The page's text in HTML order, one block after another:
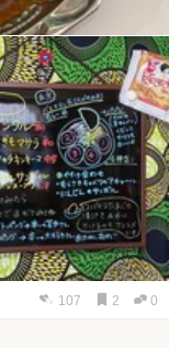
107 2 0